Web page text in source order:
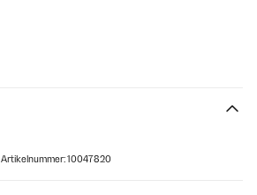
Artikelnummer: 10047820